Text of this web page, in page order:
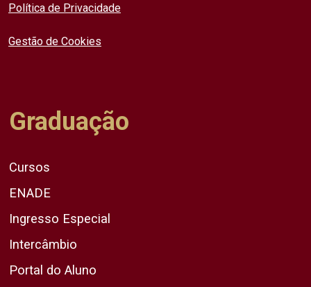
Política de Privacidade
Gestão de Cookies
Graduação
Cursos
ENADE
Ingresso Especial
Intercâmbio
Portal do Aluno